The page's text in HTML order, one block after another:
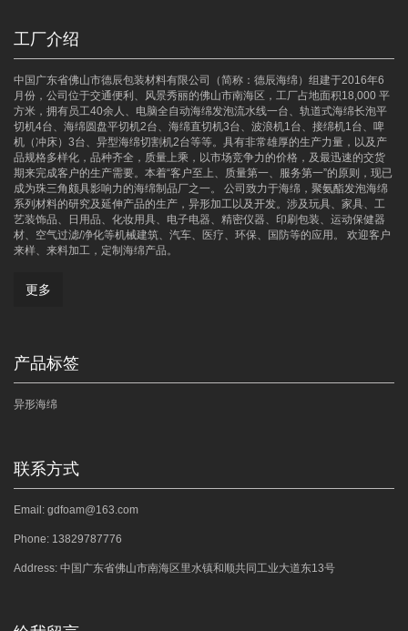
工厂介绍
中国广东省佛山市德辰包装材料有限公司（简称：德辰海绵）组建于2016年6
月份，公司位于交通便利、风景秀丽的佛山市南海区，工厂占地面积18,000 平
方米，拥有员工40余人、电脑全自动海绵发泡流水线一台、轨道式海绵长泡平
切机4台、海绵圆盘平切机2台、海绵直切机3台、波浪机1台、接绵机1台、啤
机（冲床）3台、异型海绵切割机2台等等。具有非常雄厚的生产力量，以及产
品规格多样化，品种齐全，质量上乘，以市场竞争力的价格，及最迅速的交货
期来完成客户的生产需要。本着“客户至上、质量第一、服务第一”的原则，现已
成为珠三角颇具影响力的海绵制品厂之一。 公司致力于海绵，聚氨酯发泡海绵
系列材料的研究及延伸产品的生产，异形加工以及开发。涉及玩具、家具、工
艺装饰品、日用品、化妆用具、电子电器、精密仪器、印刷包装、运动保健器
材、空气过滤/净化等机械建筑、汽车、医疗、环保、国防等的应用。 欢迎客户
来样、来料加工，定制海绵产品。
更多
产品标签
异形海绵
联系方式
Email: gdfoam@163.com
Phone: 13829787776
Address: 中国广东省佛山市南海区里水镇和顺共同工业大道东13号